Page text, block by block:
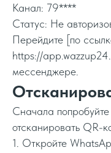
Канал: 79****
Статус: Не
Перейдите [по
https://
мессенджере.
Сначала
отсканировать QR-
1. Откройте